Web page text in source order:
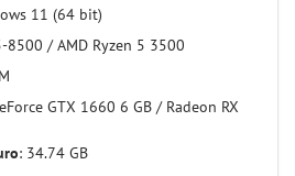
11 (64 bit)
8500 / AMD Ryzen 5 3500
GTX 1660 6 GB / Radeon RX
: 34.74 GB